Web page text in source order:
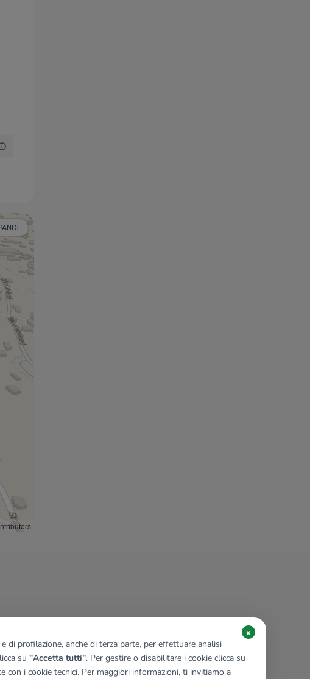
di profilazione, anche di terza parte, per effettuare analisi
su "Accetta tutti". Per gestire o disabilitare i cookie clicca su
con i cookie tecnici. Per maggiori informazioni, ti invitiamo a
x